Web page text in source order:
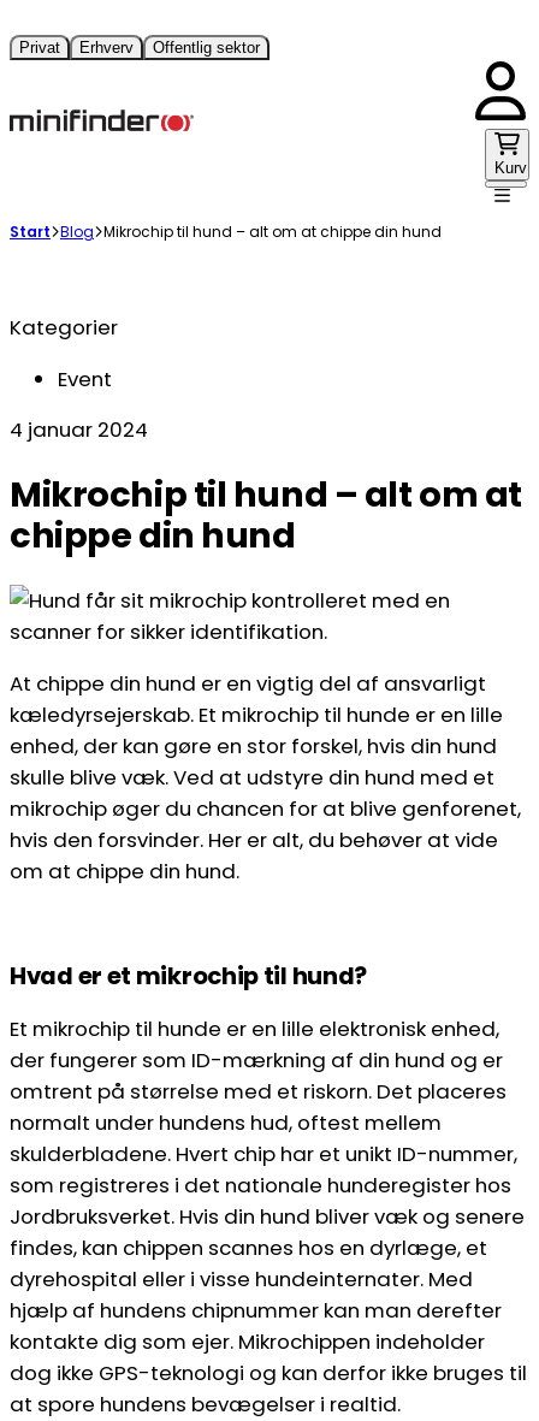
Privat Erhverv Offentlig sektor
Kurv
Start Blog Mikrochip til hund – alt om at chippe din hund
Kategorier
Event
4 januar 2024
Mikrochip til hund – alt om at
chippe din hund
At chippe din hund er en vigtig del af ansvarligt
kæledyrsejerskab. Et mikrochip til hunde er en lille
enhed, der kan gøre en stor forskel, hvis din hund
skulle blive væk. Ved at udstyre din hund med et
mikrochip øger du chancen for at blive genforenet,
hvis den forsvinder. Her er alt, du behøver at vide
om at chippe din hund.
Hvad er et mikrochip til hund?
Et mikrochip til hunde er en lille elektronisk enhed,
der fungerer som ID-mærkning af din hund og er
omtrent på størrelse med et riskorn. Det placeres
normalt under hundens hud, oftest mellem
skulderbladene. Hvert chip har et unikt ID-nummer,
som registreres i det nationale hunderegister hos
Jordbruksverket. Hvis din hund bliver væk og senere
findes, kan chippen scannes hos en dyrlæge, et
dyrehospital eller i visse hundeinternater. Med
hjælp af hundens chipnummer kan man derefter
kontakte dig som ejer. Mikrochippen indeholder
dog ikke GPS-teknologi og kan derfor ikke bruges til
at spore hundens bevægelser i realtid.